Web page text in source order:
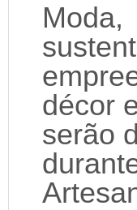
Moda,
décor
serão